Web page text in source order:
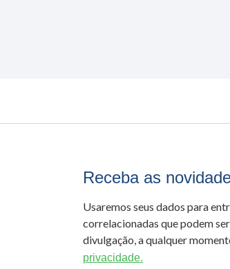
Receba as
Usaremos seus dados para
correlacionadas que podem
divulgação, a qualquer
privacidade.